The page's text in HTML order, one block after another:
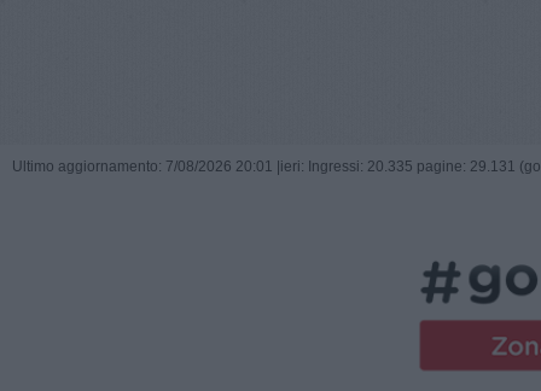
Ultimo aggiornamento: 7/08/2026 20:01 | ieri: Ingressi: 20.335 pagine: 29.131